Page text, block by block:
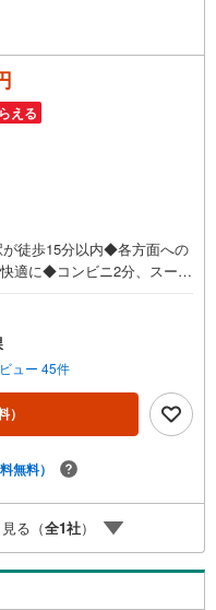
える
徒歩15分以内◆各方面への
適に◆コンビニ2分、スーパ
めの住環境◆ゆとりのある1
数※バザール会場には、ベ
をご用意しております。
てご来場ください！資料請
気軽にお問合せください！
なったことのない情報を多
す！ご案内時に他物件もご
り駅等でお待ち合わせ、弊
さい。ご希望があれば周辺
物件などもご案内をいたし
建物（株）八王子店 営業5
ュー 45件
）
無料）
る（全1社）